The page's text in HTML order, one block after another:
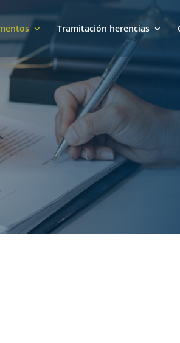
Tramitación herencias